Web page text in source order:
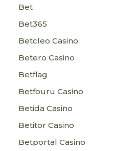
Bet
Bet365
Betcleo Casino
Betero Casino
Betflag
Betfouru Casino
Betida Casino
Betitor Casino
Betportal Casino